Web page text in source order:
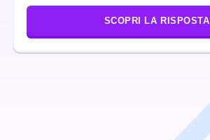
SCOPRI LA RISPOSTA